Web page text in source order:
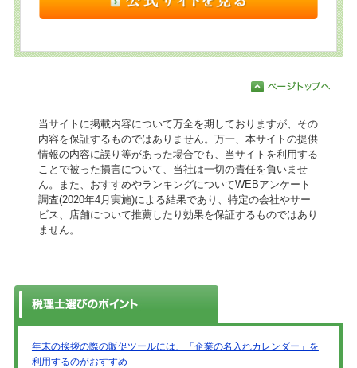
当サイトに掲載内容について万全を期しておりますが、その
内容を保証するものではありません。万一、本サイトの提供
情報の内容に誤り等があった場合でも、当サイトを利用する
ことで被った損害について、当社は一切の責任を負いませ
ん。また、おすすめやランキングについてWEBアンケート
調査(2020年4月実施)による結果であり、特定の会社やサー
ビス、店舗について推薦したり効果を保証するものではあり
ません。
年末の挨拶の際の販促ツールには、「企業の名入れカレンダー」を
利用するのがおすすめ